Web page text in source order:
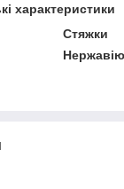
характеристики
Стяжки